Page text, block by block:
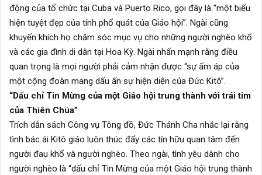
động của tổ chức tại Cuba và Puerto Rico, gọi đây là “một biểu
hiện tuyệt đẹp của tính phổ quát của Giáo hội”. Ngài cũng
khuyến khích họ chăm sóc mục vụ cho những người nghèo khổ
và các gia đình di dân tại Hoa Kỳ. Ngài nhấn mạnh rằng điều
quan trọng là mọi người phải cảm nhận được “sự ấm áp của
một cộng đoàn mang dấu ấn sự hiện diện của Đức Kitô”.
“Dấu chỉ Tin Mừng của một Giáo hội trung thành với trái tim
của Thiên Chúa”
Trích dẫn sách Công vụ Tông đồ, Đức Thánh Cha nhắc lại rằng
tình bác ái Kitô giáo luôn thúc đẩy các tín hữu quan tâm đến
người đau khổ và người nghèo. Theo ngài, tình yêu dành cho
người nghèo là “dấu chỉ Tin Mừng của một Giáo hội trung thành